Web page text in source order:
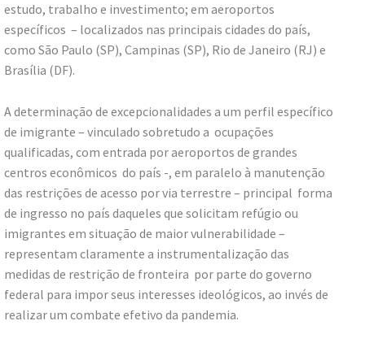
estudo, trabalho e investimento; em aeroportos
específicos – localizados nas principais cidades do país,
como São Paulo (SP), Campinas (SP), Rio de Janeiro (RJ) e
Brasília (DF).
A determinação de excepcionalidades a um perfil específico
de imigrante – vinculado sobretudo a ocupações
qualificadas, com entrada por aeroportos de grandes
centros econômicos do país -, em paralelo à manutenção
das restrições de acesso por via terrestre – principal forma
de ingresso no país daqueles que solicitam refúgio ou
imigrantes em situação de maior vulnerabilidade –
representam claramente a instrumentalização das
medidas de restrição de fronteira por parte do governo
federal para impor seus interesses ideológicos, ao invés de
realizar um combate efetivo da pandemia.